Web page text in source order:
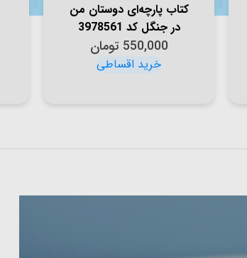
کتاب پارچه‌ای دوستان من
در جنگل کد 3978561
550,000 تومان